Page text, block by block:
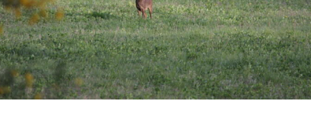
ASSOCIATIONS PISCINES